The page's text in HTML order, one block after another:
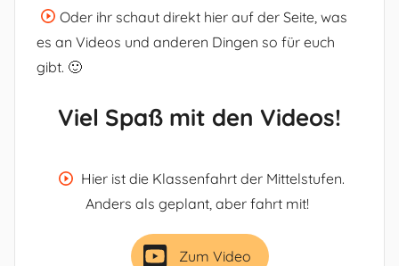
Oder ihr schaut direkt hier auf der Seite, was
es an Videos und anderen Dingen so für euch
gibt. 🙂
Viel Spaß mit den Videos!
Hier ist die Klassenfahrt der Mittelstufen.
Anders als geplant, aber fahrt mit!
Zum Video